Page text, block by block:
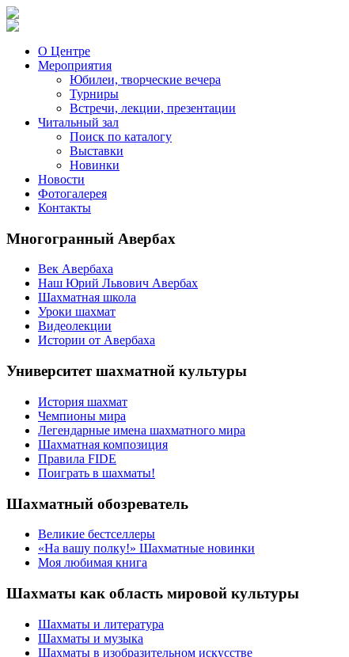
О Центре
Мероприятия
Юбилеи, творческие вечера
Турниры
Встречи, лекции, презентации
Читальный зал
Поиск по каталогу
Выставки
Новинки
Новости
Фотогалерея
Контакты
Многогранный Авербах
Век Авербаха
Наш Юрий Львович Авербах
Шахматная школа
Уроки шахмат
Видеолекции
Истории от Авербаха
Университет шахматной культуры
История шахмат
Чемпионы мира
Легендарные имена шахматного мира
Шахматная композиция
Правила FIDE
Поиграть в шахматы!
Шахматный обозреватель
Великие бестселлеры
«На вашу полку!» Шахматные новинки
Моя любимая книга
Шахматы как область мировой культуры
Шахматы и литература
Шахматы и музыка
Шахматы в изобразительном искусстве